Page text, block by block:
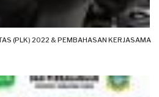
(PLK) 2022 & PEMBAHASAN KERJASAMA